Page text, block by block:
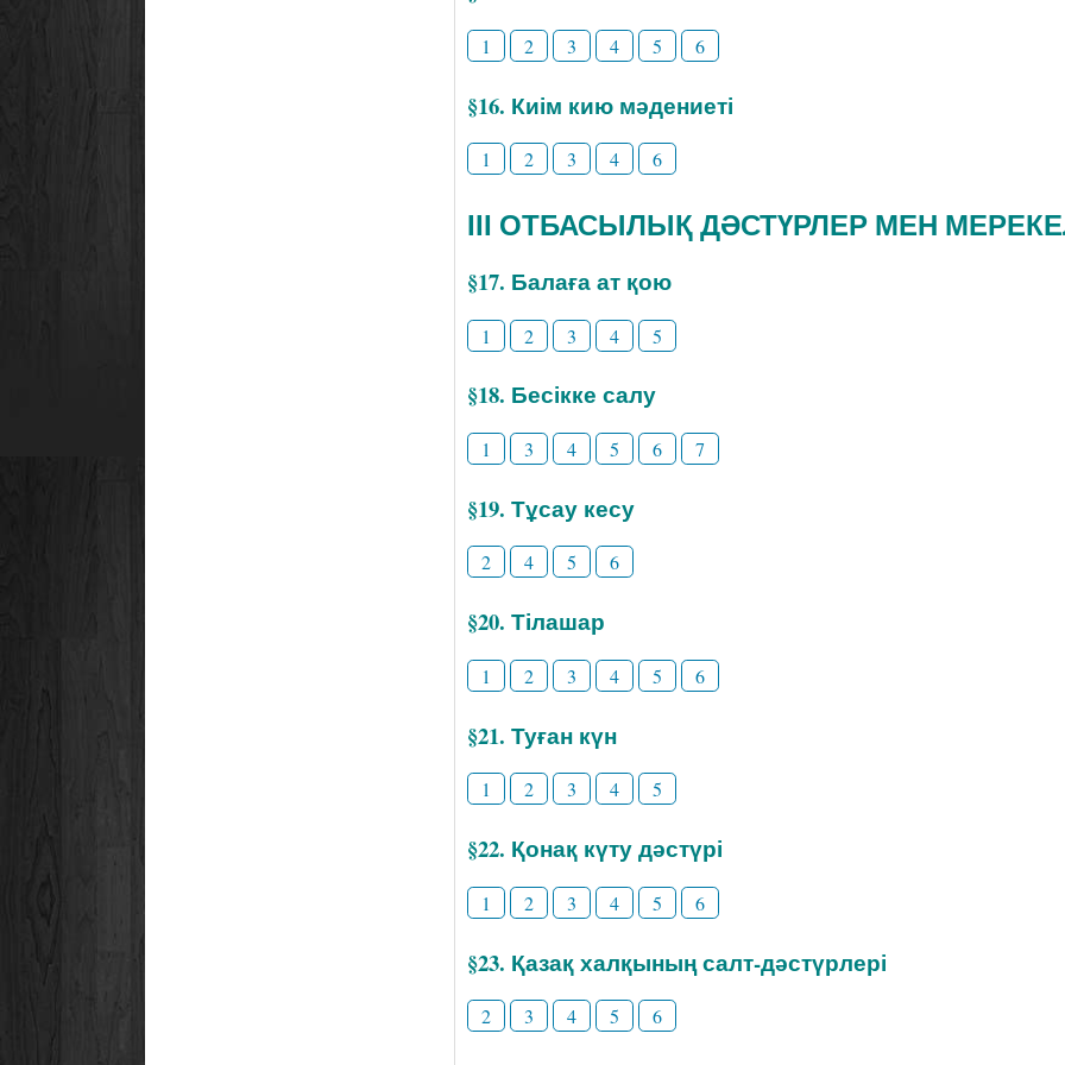
1 2 3 4 5 6
§16. Киім кию мәдениеті
1 2 3 4 6
ІІІ ОТБАСЫЛЫҚ ДӘСТҮРЛЕР МЕН
§17. Балаға ат қою
1 2 3 4 5
§18. Бесікке салу
1 3 4 5 6 7
§19. Тұсау кесу
2 4 5 6
§20. Тілашар
1 2 3 4 5 6
§21. Туған күн
1 2 3 4 5
§22. Қонақ күту дәстүрі
1 2 3 4 5 6
§23. Қазақ халқының салт-дәстүрлері
2 3 4 5 6